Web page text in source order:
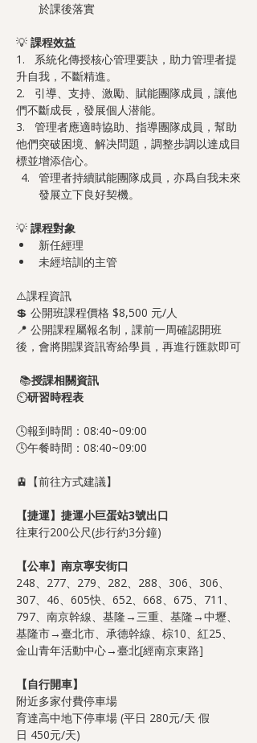
於課後落實
💡 課程效益
1.   系統化傳授核心管理要訣，助力管理者提
升自我，不斷精進。
2.   引導、支持、激勵、賦能團隊成員，讓他
們不斷成長，發展個人潜能。
3.   管理者應適時協助、指導團隊成員，幫助
他們突破困境、解决問題，調整步調以達成目
標並增添信心。
管理者持續賦能團隊成員，亦爲自我未來
發展立下良好契機。
💡 課程對象
新任經理
未經培訓的主管
⚠️課程資訊
💲 公開班課程價格 $8,500 元/人
📍 公開課程屬報名制，課前一周確認開班
後，會將開課資訊寄給學員，再進行匯款即可
📚授課相關資訊
⏲️研習時程表
🕓報到時間：08:40~09:00
🕓午餐時間：08:40~09:00
🚊【前往方式建議】
【捷運】捷運小巨蛋站3號出口
往東行200公尺(步行約3分鐘)
【公車】南京寧安街口
248、277、279、282、288、306、306、
307、46、605快、652、668、675、711、
797、南京幹線、基隆→三重、基隆→中壢、
基隆市→臺北市、承德幹線、棕10、紅25、
金山青年活動中心→臺北[經南京東路]
【自行開車】
附近多家付費停車場
育達高中地下停車場 (平日 280元/天 假
日 450元/天)